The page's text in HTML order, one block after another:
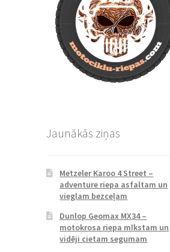
Jaunākās ziņas
Metzeler Karoo 4 Street –
adventure riepa asfaltam un
vieglam bezceļam
Dunlop Geomax MX34 –
motokrosa riepa mīkstam un
vidēji cietam segumam